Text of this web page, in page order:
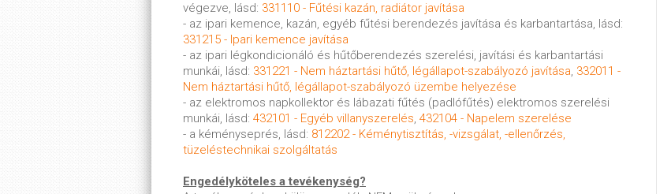
végezve, lásd: 331110 - Fűtési kazán, radiátor javítása
- az ipari kemence, kazán, egyéb fűtési berendezés javítása és karbantartása, lásd:
331215 - Ipari kemence javítása
- az ipari légkondicionáló és hűtőberendezés szerelési, javítási és karbantartási
munkái, lásd: 331221 - Nem háztartási hűtő, légállapot-szabályozó javítása, 332011 -
Nem háztartási hűtő, légállapot-szabályozó üzembe helyezése
- az elektromos napkollektor és lábazati fűtés (padlófűtés) elektromos szerelési
munkái, lásd: 432101 - Egyéb villanyszerelés, 432104 - Napelem szerelése
- a kéményseprés, lásd: 812202 - Kéménytisztítás, -vizsgálat, -ellenőrzés,
tüzeléstechnikai szolgáltatás
Engedélyköteles a tevékenység?